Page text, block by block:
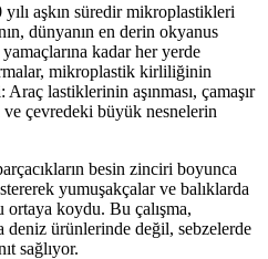
aşkın süredir mikroplastikleri
dünyanın en derin okyanus
kadar her yerde
mikroplastik kirliliğinin
Araç lastiklerinin aşınması, çamaşır
çevredeki büyük nesnelerin
besin zinciri boyunca
yumuşakçalar ve balıklarda
koydu. Bu çalışma,
deniz ürünlerinde değil, sebzelerde
sağlıyor.